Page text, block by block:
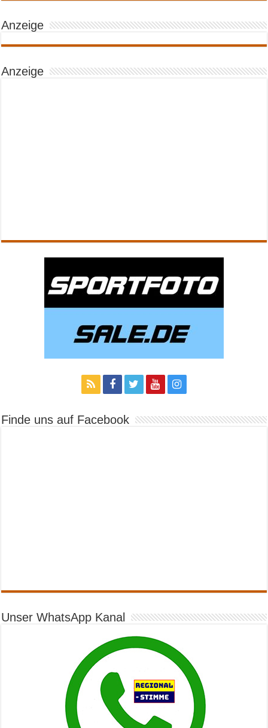
Anzeige
Anzeige
Finde uns auf Facebook
Unser WhatsApp Kanal